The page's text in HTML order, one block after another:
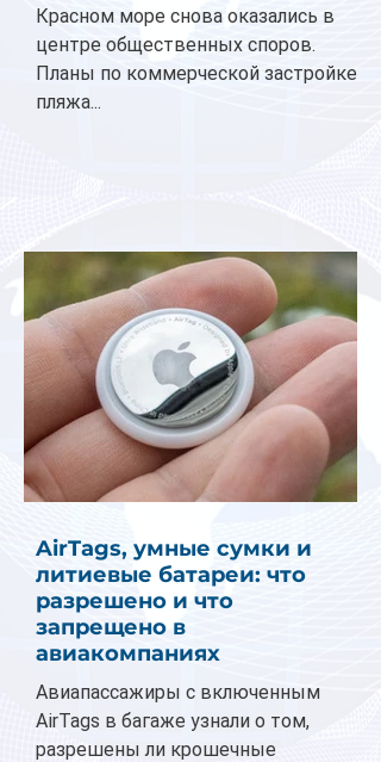
Красном море снова оказались в
центре общественных споров.
Планы по коммерческой застройке
пляжа...
AirTags, умные сумки и
литиевые батареи: что
разрешено и что
запрещено в
авиакомпаниях
Авиапассажиры с включенным
AirTags в багаже узнали о том,
разрешены ли крошечные